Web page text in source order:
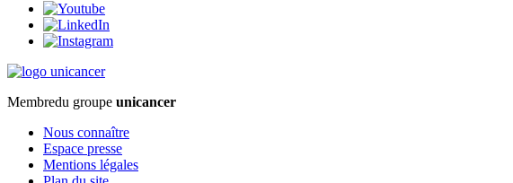
Membredu groupe unicancer
Nous connaître
Espace presse
Mentions légales